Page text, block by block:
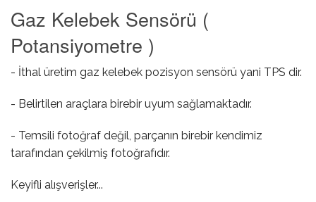
Gaz Kelebek Sensörü (
Potansiyometre )
- İthal üretim gaz kelebek pozisyon sensörü yani TPS dir.
- Belirtilen araçlara birebir uyum sağlamaktadır.
- Temsili fotoğraf değil, parçanın birebir kendimiz
tarafından çekilmiş fotoğrafıdır.
Keyifli alışverişler...